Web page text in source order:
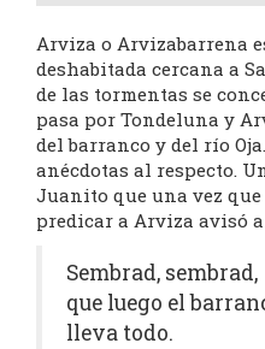
Arviza o Arvizabarrena
deshabitada cercana a
de las tormentas se
pasa por Tondeluna y
del barranco y del río
anécdotas al respecto.
Juanito que una vez
predicar a Arviza avisó
Sembrad, sembrad,
que luego el
lleva todo.